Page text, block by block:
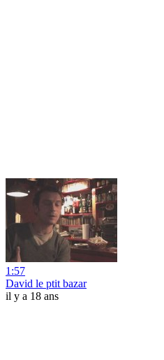
1:57
David le ptit bazar
il y a 18 ans